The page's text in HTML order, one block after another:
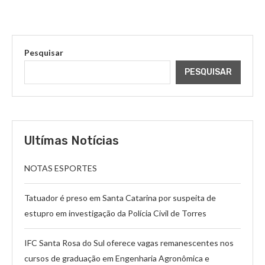
Pesquisar
PESQUISAR
Ultímas Notícias
NOTAS ESPORTES
Tatuador é preso em Santa Catarina por suspeita de
estupro em investigação da Polícia Civil de Torres
IFC Santa Rosa do Sul oferece vagas remanescentes nos
cursos de graduação em Engenharia Agronômica e